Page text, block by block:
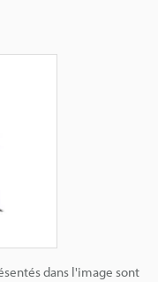
dans l'image sont